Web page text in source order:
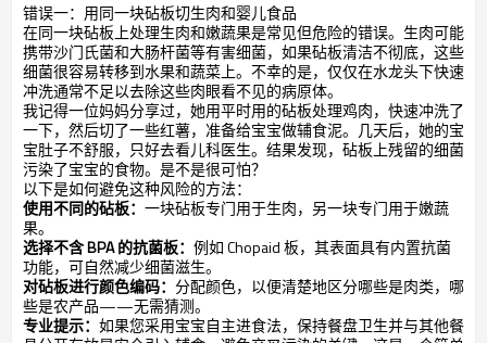
错误一：用同一块砧板切生肉和婴儿食品
在同一块砧板上处理生肉和嫩蔬果是常见但危险的错误。生肉可能
携带沙门氏菌和大肠杆菌等有害细菌，如果砧板清洁不彻底，这些
细菌很容易转移到水果和蔬菜上。不幸的是，仅仅在水龙头下快速
冲洗通常不足以去除这些肉眼看不见的病原体。
我记得一位妈妈分享过，她用平时用的砧板处理鸡肉，快速冲洗了
一下，然后切了一些红薯，准备给宝宝做辅食泥。几天后，她的宝
宝肚子不舒服，只好去看儿科医生。结果发现，砧板上残留的细菌
污染了宝宝的食物。是不是很可怕？
以下是如何避免这种风险的方法：
使用不同的砧板： 一块砧板专门用于生肉，另一块专门用于嫩蔬
果。
选择不含 BPA 的抗菌板： 例如 Chopaid 板，其表面具有内置抗菌
功能，可自然减少细菌滋生。
对砧板进行颜色编码： 分配颜色，以便清楚地区分哪些是肉类，哪
些是农产品——无需猜测。
专业提示： 如果您采用宝宝自主进食法，保持餐盘卫生并与其他餐